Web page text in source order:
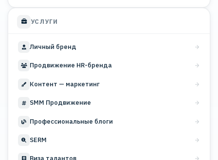
УСЛУГИ
Личный бренд
Продвижение HR-бренда
Контент — маркетинг
SMM Продвижение
Профессиональные блоги
SERM